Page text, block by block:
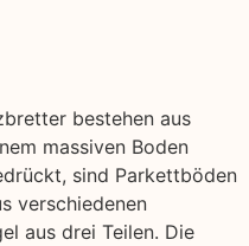
bestehen aus
massiven Boden
sind Parkettböden
verschiedenen
aus drei Teilen. Die